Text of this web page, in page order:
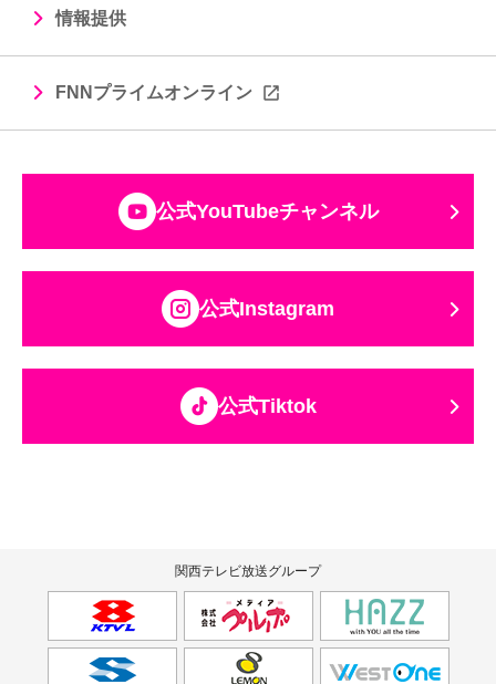
情報提供
FNNプライムオンライン
公式YouTubeチャンネル
公式Instagram
公式Tiktok
関西テレビ放送グループ